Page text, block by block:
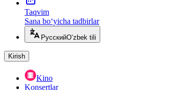
Taqvim
Sana bo‘yicha tadbirlar
РусскийO‘zbek tili
Kirish
Kino
Konsertlar